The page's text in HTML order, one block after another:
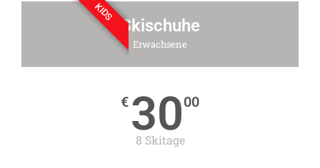
KIDS
Skischuhe
Erwachsene
€ 3000
8 Skitage